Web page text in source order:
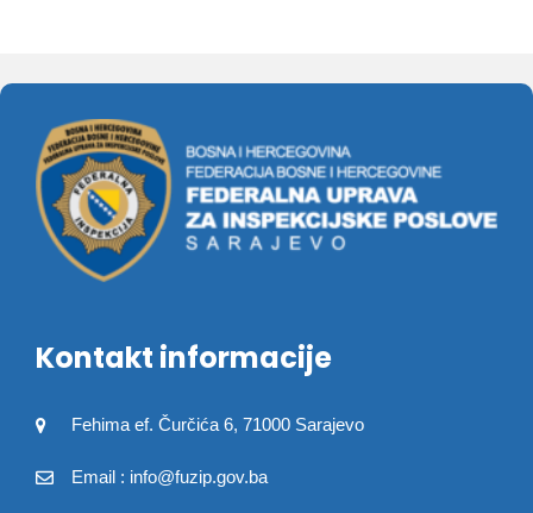
Kontakt informacije
Fehima ef. Čurčića 6, 71000 Sarajevo
Email : info@fuzip.gov.ba